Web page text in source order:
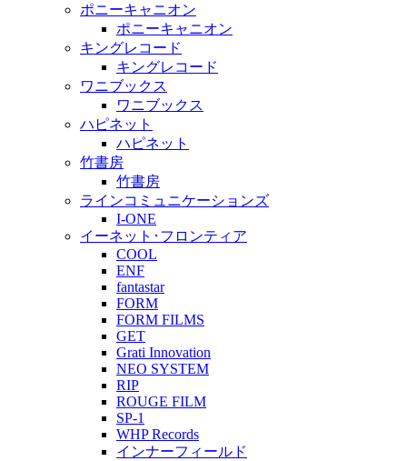
ポニーキャニオン
ポニーキャニオン
キングレコード
キングレコード
ワニブックス
ワニブックス
ハピネット
ハピネット
竹書房
竹書房
ラインコミュニケーションズ
I-ONE
イーネット･フロンティア
COOL
ENF
fantastar
FORM
FORM FILMS
GET
Grati Innovation
NEO SYSTEM
RIP
ROUGE FILM
SP-1
WHP Records
インナーフィールド